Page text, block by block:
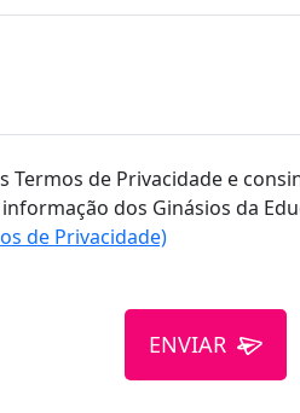
Termos de Privacidade e
dos Ginásios da
de Privacidade)
ENVIAR